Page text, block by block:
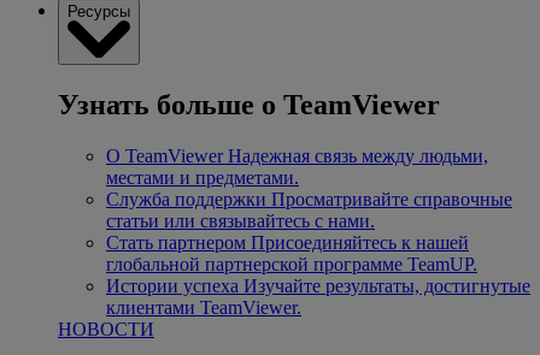
Ресурсы
Узнать больше о TeamViewer
О TeamViewer Надежная связь между людьми,
местами и предметами.
Служба поддержки Просматривайте справочные
статьи или связывайтесь с нами.
Стать партнером Присоединяйтесь к нашей
глобальной партнерской программе TeamUP.
Истории успеха Изучайте результаты, достигнутые
клиентами TeamViewer.
НОВОСТИ